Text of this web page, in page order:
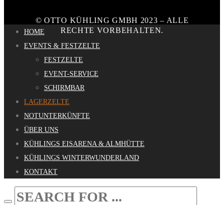
© OTTO KÜHLING GMBH 2023 – ALLE
RECHTE VORBEHALTEN.
HOME
EVENTS & FESTZELTE
FESTZELTE
EVENT-SERVICE
SCHIRMBAR
LAGERZELTE
NOTUNTERKÜNFTE
ÜBER UNS
KÜHLINGS EISARENA & ALMHÜTTE
KÜHLINGS WINTERWUNDERLAND
KONTAKT